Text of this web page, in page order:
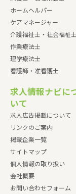
ホームヘルパー
ケアマネージャー
介護福祉士・社会福祉士
作業療法士
理学療法士
看護師・准看護士
求人情報ナビに
いて
求人広告掲載について
リンクのご案内
掲載企業一覧
サイトマップ
個人情報の取り扱い
会社概要
お問い合わせフォーム